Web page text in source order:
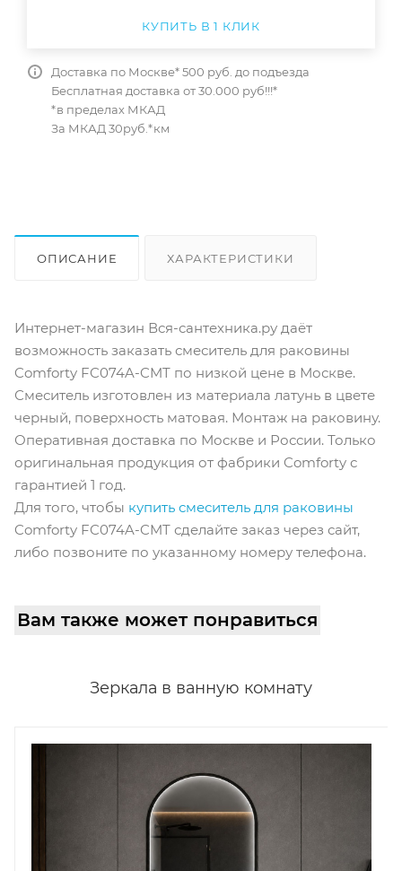
КУПИТЬ В 1 КЛИК
Доставка по Москве* 500 руб. до подъезда
Бесплатная доставка от 30.000 руб!!!*
*в пределах МКАД
За МКАД 30руб.*км
ОПИСАНИЕ ХАРАКТЕРИСТИКИ
Интернет-магазин Вся-сантехника.ру даёт
возможность заказать смеситель для раковины
Comforty FC074A-CMT по низкой цене в Москве.
Смеситель изготовлен из материала латунь в цвете
черный, поверхность матовая. Монтаж на раковину.
Оперативная доставка по Москве и России. Только
оригинальная продукция от фабрики Comforty с
гарантией 1 год.
Для того, чтобы купить смеситель для раковины
Comforty FC074A-CMT сделайте заказ через сайт,
либо позвоните по указанному номеру телефона.
Вам также может понравиться
Зеркала в ванную комнату